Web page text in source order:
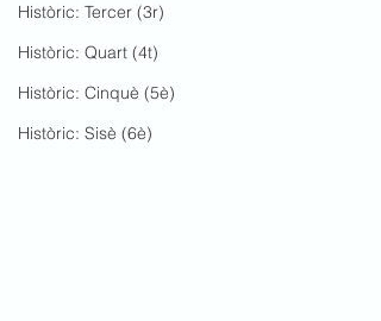
Històric: Tercer (3r)
Històric: Quart (4t)
Històric: Cinquè (5è)
Històric: Sisè (6è)